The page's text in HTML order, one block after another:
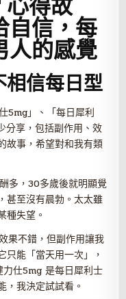
得故
自信，每
人的感覺
相信每日型
5mg」、「每日犀利
分享，包括副作用、效
故事，希望對和我有類
多，30多歲後就明顯覺
甚至沒有晨勃。太太雖
種失望。
果不錯，但副作用讓我
只能「當天用一次」，
仕5mg 是每日犀利士
，我決定試試看。